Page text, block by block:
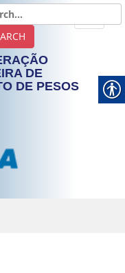
DE
DE PESOS